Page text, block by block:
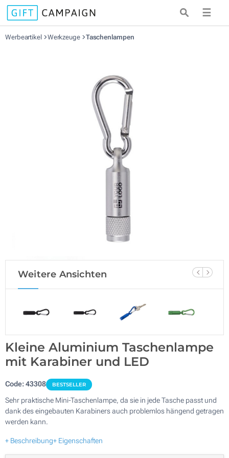
☰
Werbeartikel Werkzeuge Taschenlampen
Weitere Ansichten
Kleine Aluminium Taschenlampe
mit Karabiner und LED
Code:43308 BESTSELLER
Sehr praktische Mini-Taschenlampe, da sie in jede Tasche passt und
dank des eingebauten Karabiners auch problemlos hängend getragen
werden kann.
+ Beschreibung+ Eigenschaften